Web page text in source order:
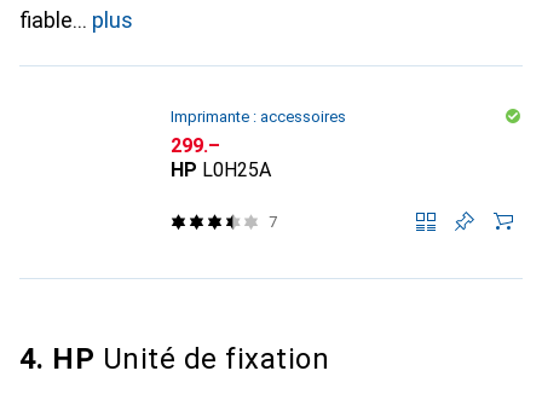
fiable
plus
Imprimante : accessoires
CHF
299.–
HP L0H25A
7
4. HP Unité de fixation